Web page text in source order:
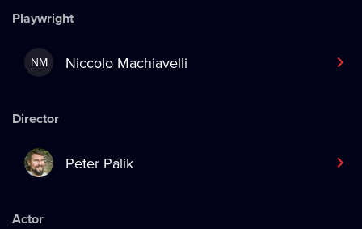
Playwright
NM Niccolo Machiavelli
Director
Peter Palik
Actor